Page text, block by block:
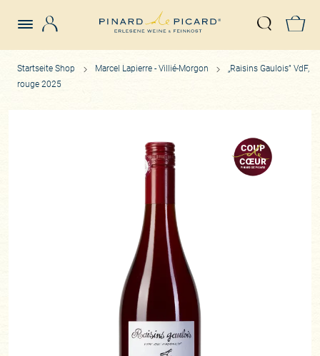
Suche
Startseite Shop Marcel Lapierre - Villié-Morgon
„Raisins Gaulois” VdF,
rouge 2025